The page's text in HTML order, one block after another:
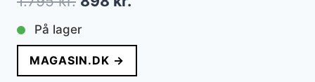
oprindelige
pris
var:
pris
er:
På lager
MAGASIN.DK →